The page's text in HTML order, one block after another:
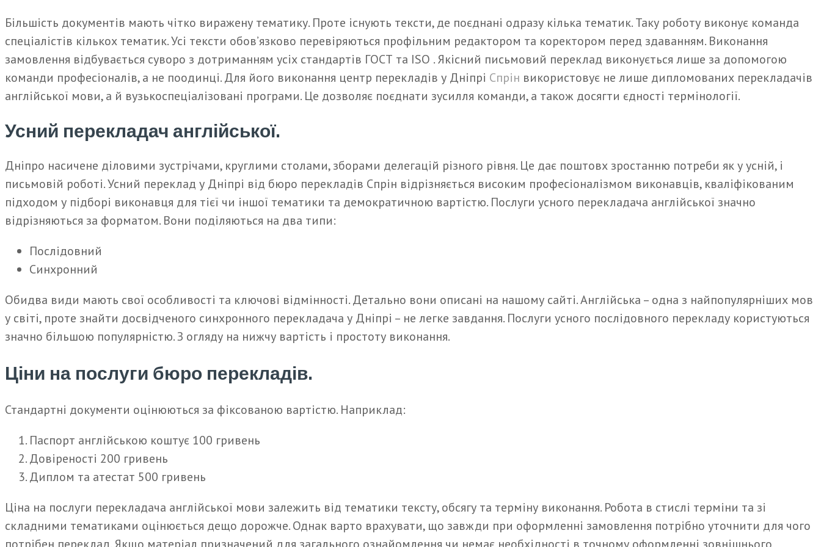
Більшість документів мають чітко виражену тематику. Проте існують тексти, де поєднані одразу кілька тематик. Таку роботу виконує команда
спеціалістів кількох тематик. Усі тексти обов’язково перевіряються профільним редактором та коректором перед здаванням. Виконання
замовлення відбувається суворо з дотриманням усіх стандартів ГОСТ та ISO . Якісний письмовий переклад виконується лише за допомогою
команди професіоналів, а не поодинці. Для його виконання центр перекладів у Дніпрі Спрін використовує не лише дипломованих перекладачів
англійської мови, а й вузькоспеціалізовані програми. Це дозволяє поєднати зусилля команди, а також досягти єдності термінології.
Усний перекладач англійської.
Дніпро насичене діловими зустрічами, круглими столами, зборами делегацій різного рівня. Це дає поштовх зростанню потреби як у усній, і
письмовій роботі. Усний переклад у Дніпрі від бюро перекладів Спрін відрізняється високим професіоналізмом виконавців, кваліфікованим
підходом у підборі виконавця для тієї чи іншої тематики та демократичною вартістю. Послуги усного перекладача англійської значно
відрізняються за форматом. Вони поділяються на два типи:
Послідовний
Синхронний
Обидва види мають свої особливості та ключові відмінності. Детально вони описані на нашому сайті. Англійська – одна з найпопулярніших мов
у світі, проте знайти досвідченого синхронного перекладача у Дніпрі – не легке завдання. Послуги усного послідовного перекладу користуються
значно більшою популярністю. З огляду на нижчу вартість і простоту виконання.
Ціни на послуги бюро перекладів.
Стандартні документи оцінюються за фіксованою вартістю. Наприклад:
Паспорт англійською коштує 100 гривень
Довіреності 200 гривень
Диплом та атестат 500 гривень
Ціна на послуги перекладача англійської мови залежить від тематики тексту, обсягу та терміну виконання. Робота в стислі терміни та зі
складними тематиками оцінюється дещо дорожче. Однак варто врахувати, що завжди при оформленні замовлення потрібно уточнити для чого